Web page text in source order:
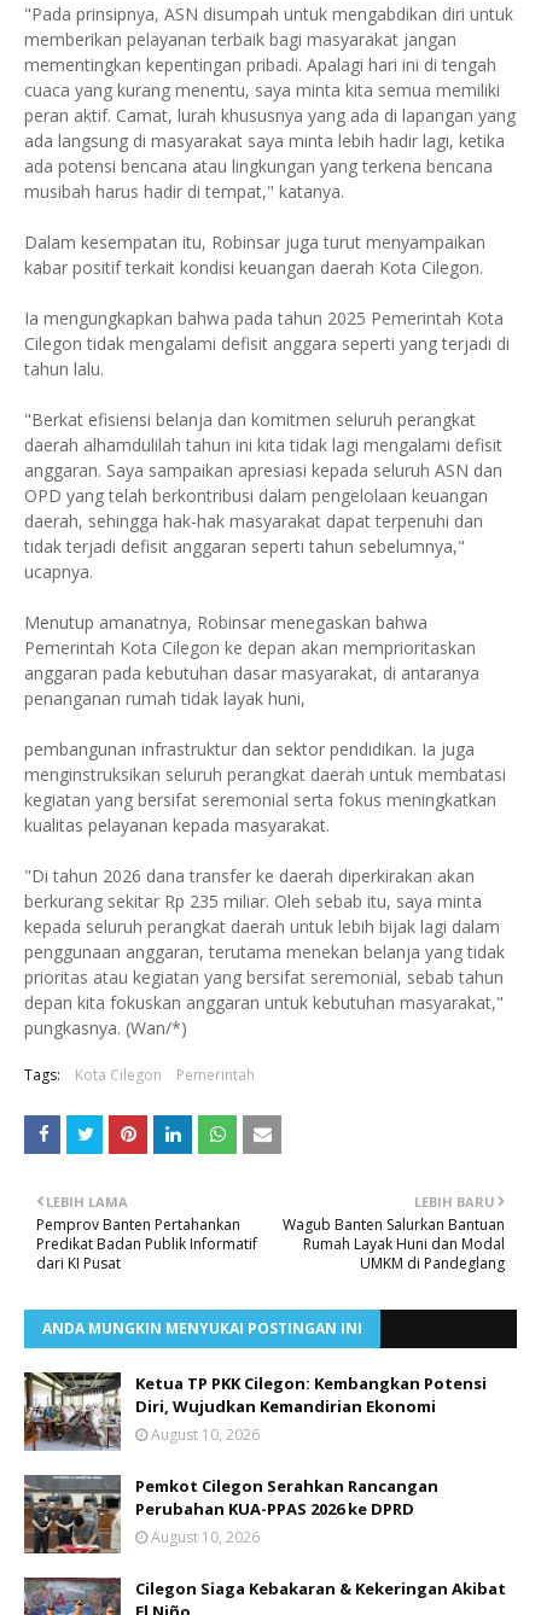
"Pada prinsipnya, ASN disumpah untuk mengabdikan diri untuk
memberikan pelayanan terbaik bagi masyarakat jangan
mementingkan kepentingan pribadi. Apalagi hari ini di tengah
cuaca yang kurang menentu, saya minta kita semua memiliki
peran aktif. Camat, lurah khususnya yang ada di lapangan yang
ada langsung di masyarakat saya minta lebih hadir lagi, ketika
ada potensi bencana atau lingkungan yang terkena bencana
musibah harus hadir di tempat," katanya.
Dalam kesempatan itu, Robinsar juga turut menyampaikan
kabar positif terkait kondisi keuangan daerah Kota Cilegon.
Ia mengungkapkan bahwa pada tahun 2025 Pemerintah Kota
Cilegon tidak mengalami defisit anggara seperti yang terjadi di
tahun lalu.
"Berkat efisiensi belanja dan komitmen seluruh perangkat
daerah alhamdulilah tahun ini kita tidak lagi mengalami defisit
anggaran. Saya sampaikan apresiasi kepada seluruh ASN dan
OPD yang telah berkontribusi dalam pengelolaan keuangan
daerah, sehingga hak-hak masyarakat dapat terpenuhi dan
tidak terjadi defisit anggaran seperti tahun sebelumnya,"
ucapnya.
Menutup amanatnya, Robinsar menegaskan bahwa
Pemerintah Kota Cilegon ke depan akan memprioritaskan
anggaran pada kebutuhan dasar masyarakat, di antaranya
penanganan rumah tidak layak huni,
pembangunan infrastruktur dan sektor pendidikan. Ia juga
menginstruksikan seluruh perangkat daerah untuk membatasi
kegiatan yang bersifat seremonial serta fokus meningkatkan
kualitas pelayanan kepada masyarakat.
"Di tahun 2026 dana transfer ke daerah diperkirakan akan
berkurang sekitar Rp 235 miliar. Oleh sebab itu, saya minta
kepada seluruh perangkat daerah untuk lebih bijak lagi dalam
penggunaan anggaran, terutama menekan belanja yang tidak
prioritas atau kegiatan yang bersifat seremonial, sebab tahun
depan kita fokuskan anggaran untuk kebutuhan masyarakat,"
pungkasnya. (Wan/*)
Tags: Kota Cilegon Pemerintah
LEBIH BARU
Wagub Banten Salurkan Bantuan
Rumah Layak Huni dan Modal
UMKM di Pandeglang
LEBIH LAMA
Pemprov Banten Pertahankan
Predikat Badan Publik Informatif
dari KI Pusat
ANDA MUNGKIN MENYUKAI POSTINGAN INI
Ketua TP PKK Cilegon: Kembangkan Potensi
Diri, Wujudkan Kemandirian Ekonomi
August 10, 2026
Pemkot Cilegon Serahkan Rancangan
Perubahan KUA-PPAS 2026 ke DPRD
August 10, 2026
Cilegon Siaga Kebakaran & Kekeringan Akibat